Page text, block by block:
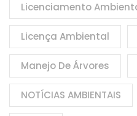
Licenciamento
Licença Ambiental
Manejo De Árvores
NOTÍCIAS AMBIENTAIS